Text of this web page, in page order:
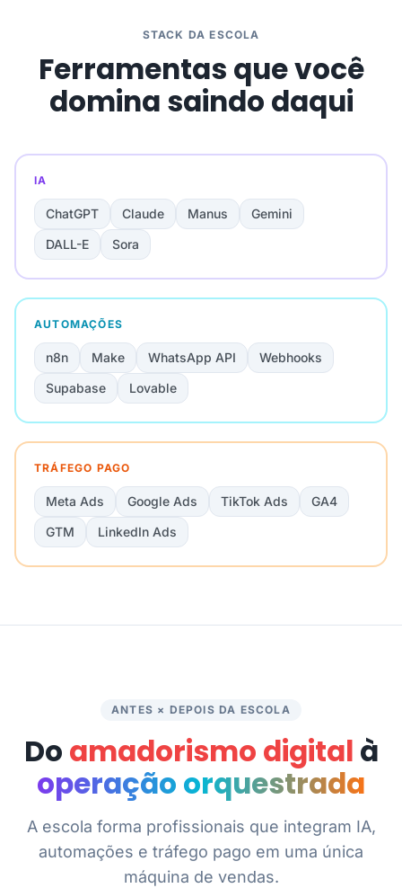
STACK DA ESCOLA
Ferramentas que você
domina saindo daqui
IA
ChatGPT Claude Manus
Gemini
DALL-E
Sora
AUTOMAÇÕES
n8n Make WhatsApp API
Webhooks
Supabase
Lovable
TRÁFEGO PAGO
Meta Ads Google Ads TikTok Ads
GA4
GTM
LinkedIn Ads
ANTES × DEPOIS DA ESCOLA
Do amadorismo digital à
operação orquestrada
A escola forma profissionais que integram IA,
automações e tráfego pago em uma única
máquina de vendas.